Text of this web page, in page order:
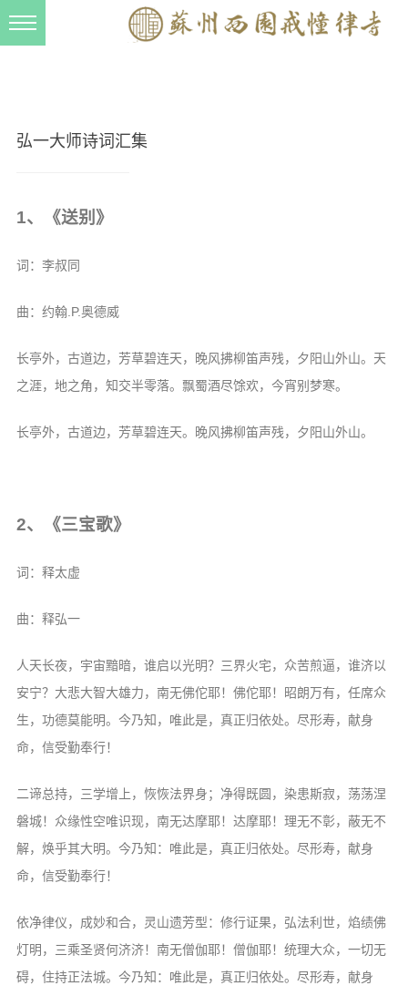
法音宣流
弘法活动
教理研究
学报论集
信息公告
戒幢论坛
活动记录
弘一大师诗词汇集
1、《送别》
词：李叔同
曲：约翰.P.奥德威
长亭外，古道边，芳草碧连天，晚风拂柳笛声残，夕阳山外山。天
之涯，地之角，知交半零落。飘蜀酒尽馀欢，今宵别梦寒。
长亭外，古道边，芳草碧连天。晚风拂柳笛声残，夕阳山外山。
2、《三宝歌》
词：释太虚
曲：释弘一
人天长夜，宇宙黯暗，谁启以光明？三界火宅，众苦煎逼，谁济以
安宁？大悲大智大雄力，南无佛佗耶！佛佗耶！昭朗万有，任席众
生，功德莫能明。今乃知，唯此是，真正归依处。尽形寿，献身
命，信受勤奉行！
二谛总持，三学增上，恢恢法界身；净得既圆，染患斯寂，荡荡涅
磐城！众缘性空唯识现，南无达摩耶！达摩耶！理无不彰，蔽无不
解，焕乎其大明。今乃知：唯此是，真正归依处。尽形寿，献身
命，信受勤奉行！
依净律仪，成妙和合，灵山遗芳型：修行证果，弘法利世，焰绩佛
灯明，三乘圣贤何济济！南无僧伽耶！僧伽耶！统理大众，一切无
碍，住持正法城。今乃知：唯此是，真正归依处。尽形寿，献身